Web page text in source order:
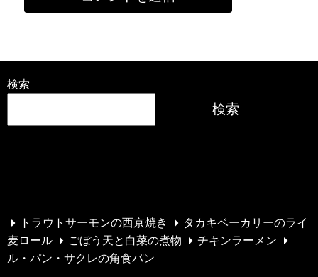
検索
検索
トラウトサーモンの西京焼き
タカキベーカリーのライ
麦ロール
ごぼう天と白菜の煮物
チキンラーメン
ル・パン・サクレの角食パン